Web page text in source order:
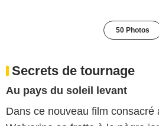
50 Photos
Secrets de tournage
Au pays du soleil levant
Dans ce nouveau film consacré